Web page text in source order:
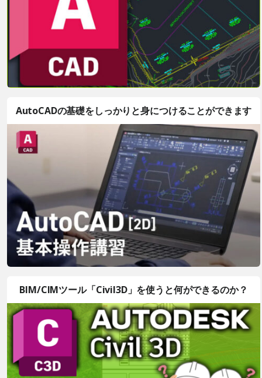
AutoCADの基礎をしっかりと身につけることができます
BIM/CIMツール「Civil3D」を使うと何ができるのか？